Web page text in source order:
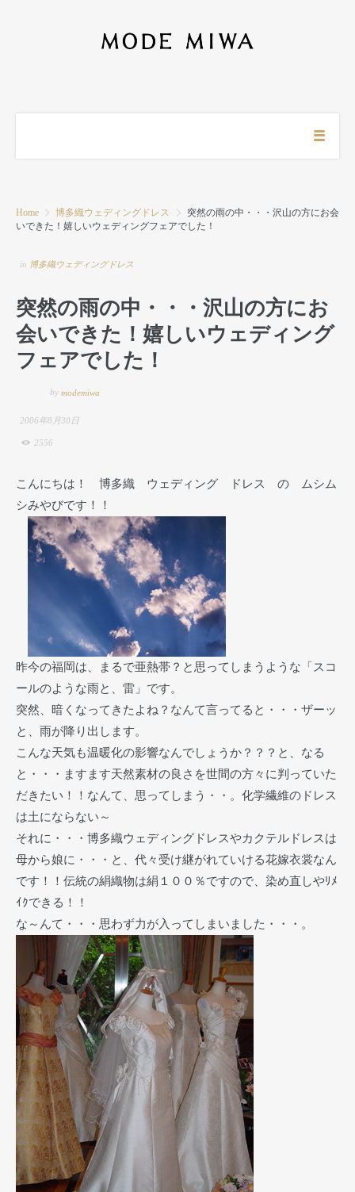
Home 博多織ウェディングドレス
突然の雨の中・・・沢山の方にお会
いできた！嬉しいウェディングフェアでした！
in 博多織ウェディングドレス
突然の雨の中・・・沢山の方にお
会いできた！嬉しいウェディング
フェアでした！
by modemiwa
2006年8月30日
2556
こんにちは！ 博多織 ウェディング ドレス の ムシム
シみやびです！！
昨今の福岡は、まるで亜熱帯？と思ってしまうような「スコ
ールのような雨と、雷」です。
突然、暗くなってきたよね？なんて言ってると・・・ザーッ
と、雨が降り出します。
こんな天気も温暖化の影響なんでしょうか？？？と、なる
と・・・ますます天然素材の良さを世間の方々に判っていた
だきたい！！なんて、思ってしまう・・。化学繊維のドレス
は土にならない～
それに・・・博多織ウェディングドレスやカクテルドレスは
母から娘に・・・と、代々受け継がれていける花嫁衣裳なん
です！！伝統の絹織物は絹１００％ですので、染め直しやﾘﾒ
ｲｸできる！！
な～んて・・・思わず力が入ってしまいました・・・。